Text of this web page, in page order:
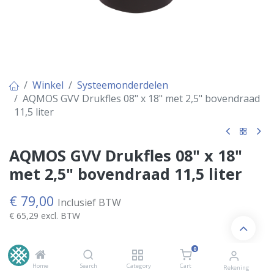
Home Search Category
0
Cart Rekening
Winkel
Systeemonderdelen
AQMOS GVV Drukfles 08" x 18" met 2,5" bovendraad
11,5 liter
AQMOS GVV Drukfles 08" x 18"
met 2,5" bovendraad 11,5 liter
€ 79,00 Inclusief BTW
€ 65,29 excl. BTW
OP VOORRAAD